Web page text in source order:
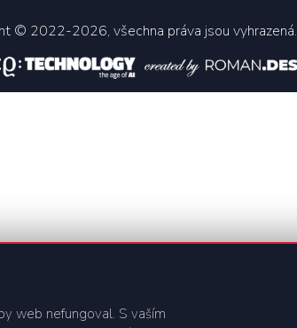
© 2022-2026, všechna práva jsou vyhrazená.
web nefungoval. S vaším